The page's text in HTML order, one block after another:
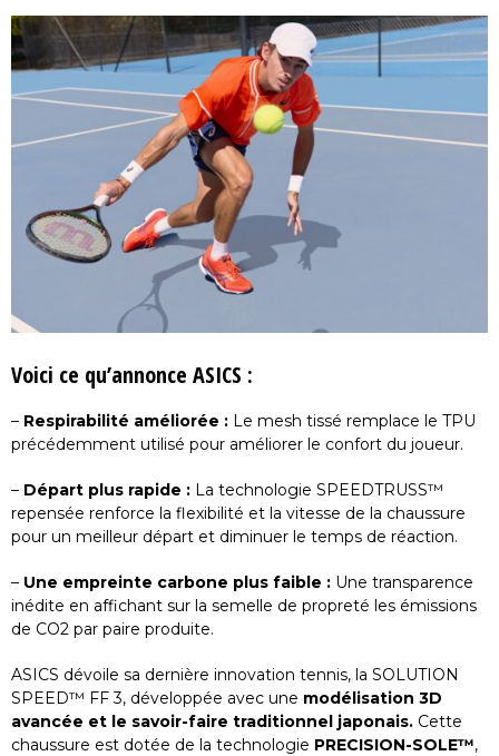
Voici ce qu’annonce ASICS :
– Respirabilité améliorée : Le mesh tissé remplace le TPU
précédemment utilisé pour améliorer le confort du joueur.
– Départ plus rapide : La technologie SPEEDTRUSS™
repensée renforce la flexibilité et la vitesse de la chaussure
pour un meilleur départ et diminuer le temps de réaction.
– Une empreinte carbone plus faible : Une transparence
inédite en affichant sur la semelle de propreté les émissions
de CO2 par paire produite.
ASICS dévoile sa dernière innovation tennis, la SOLUTION
SPEED™ FF 3, développée avec une modélisation 3D
avancée et le savoir-faire traditionnel japonais. Cette
chaussure est dotée de la technologie PRECISION-SOLE™,